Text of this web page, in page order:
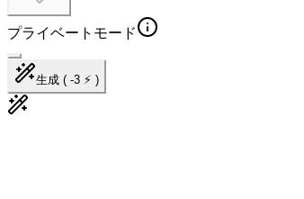
プライベートモード
生成 ( -3 ⚡ )